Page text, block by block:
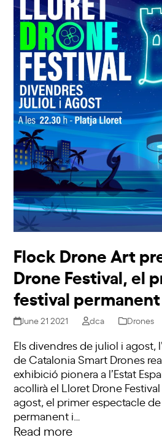
Flock Drone Art
Drone Festival, el
festival
June 21 2021 dca Drones
Els divendres de juliol i agost,
de Catalonia Smart Drones
exhibició pionera a l’Estat
acollirà el Lloret Drone
agost, el primer espectacle
permanent i…
Read more